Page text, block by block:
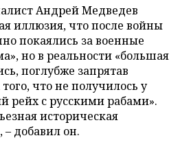
Андрей Медведев
иллюзия, что после войны
покаялись за военные
но в реальности «большая
поглубже запрятав
что не получилось у
рейх с русскими рабами».
историческая
– добавил он.